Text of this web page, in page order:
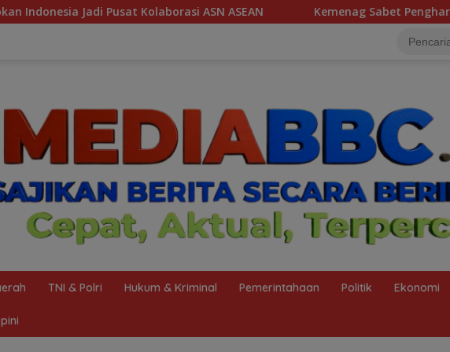
ASN ASEAN Kemenag Sabet Penghargaan The Iconomics 2026,
TNI & Polri Hukum & Kriminal Pemerintahaan Politik Ekonomi